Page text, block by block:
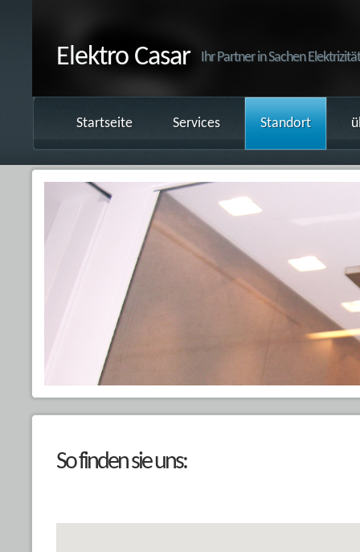
Elektro Casar Ihr Partner in Sachen Elektrizität
Startseite Services Standort
So finden sie uns: